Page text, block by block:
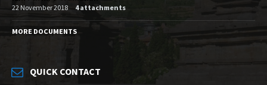
22 November 2018 4 attachments
MORE DOCUMENTS
QUICK CONTACT